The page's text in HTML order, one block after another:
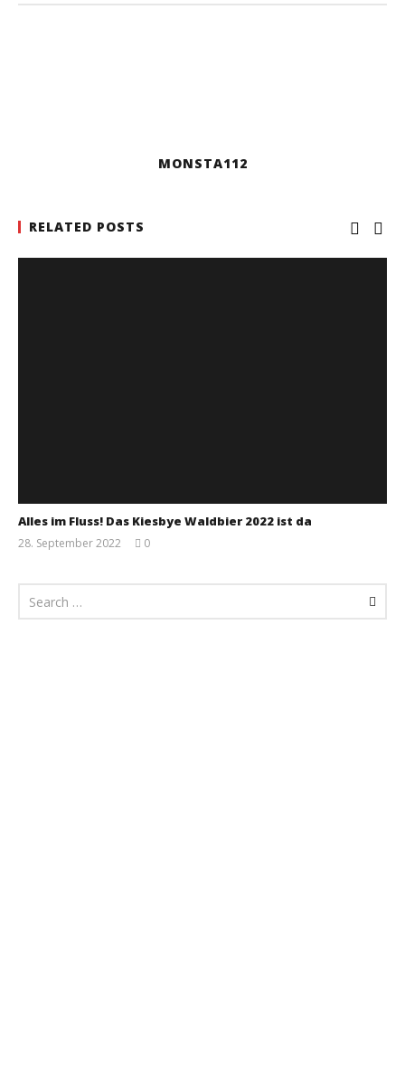
MONSTA112
RELATED POSTS
Alles im Fluss! Das Kiesbye Waldbier 2022 ist da
28. September 2022
0